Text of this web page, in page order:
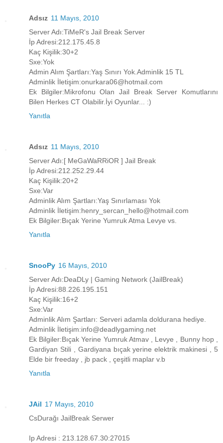
Adsız 11 Mayıs, 2010
Server Adı:TiMeR's Jail Break Server
İp Adresi:212.175.45.8
Kaç Kişilik:30+2
Sxe:Yok
Admin Alım Şartları:Yaş Sınırı Yok.Adminlik 15 TL
Adminlik İletişim:onurkara06@hotmail.com
Ek Bilgiler:Mikrofonu Olan Jail Break Server Komutlarını
Bilen Herkes CT Olabilir.İyi Oyunlar... :)
Yanıtla
Adsız 11 Mayıs, 2010
Server Adı:[ MeGaWaRRiOR ] Jail Break
İp Adresi:212.252.29.44
Kaç Kişilik:20+2
Sxe:Var
Adminlik Alım Şartları:Yaş Sınırlaması Yok
Adminlik İletişim:henry_sercan_hello@hotmail.com
Ek Bilgiler:Bıçak Yerine Yumruk Atma Levye vs.
Yanıtla
SnooPy 16 Mayıs, 2010
Server Adı:DeaDLy | Gaming Network (JailBreak)
İp Adresi:88.226.195.151
Kaç Kişilik:16+2
Sxe:Var
Adminlik Alım Şartları: Serveri adamla doldurana hediye.
Adminlik İletişim:info@deadlygaming.net
Ek Bilgiler:Bıçak Yerine Yumruk Atmav , Levye , Bunny hop ,
Gardiyan Stili , Gardiyana bıçak yerine elektrik makinesi , 5
Elde bir freeday , jb pack , çeşitli maplar v.b
Yanıtla
JAil 17 Mayıs, 2010
CsDurağı JailBreak Serwer
Ip Adresi : 213.128.67.30:27015